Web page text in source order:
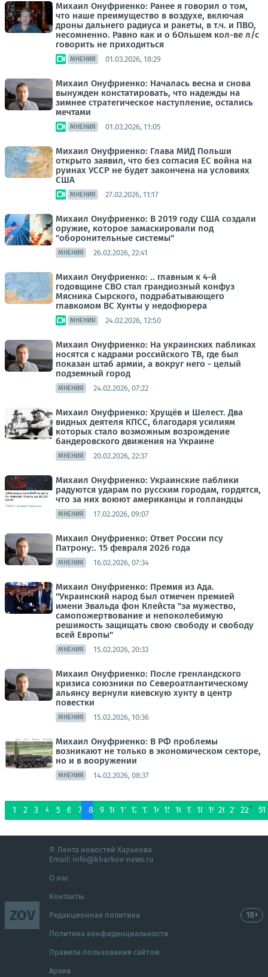
Михаил Онуфриенко: Ранее я говорил о том,
что наше преимущество в воздухе, включая
дроны дальнего радиуса и ракеты, в т.ч. и ПВО,
несомненно. Равно как и о бОльшем кол-ве л/с
говорить не приходиться
МНЕНИЯ 01.03.2026, 18:29
Михаил Онуфриенко: Началась весна и снова
вынужден констатировать, что надежды на
зимнее стратегическое наступление, остались
мечтами
МНЕНИЯ 01.03.2026, 11:05
Михаил Онуфриенко: Глава МИД Польши
открыто заявил, что без согласия ЕС война на
руинах УССР не будет закончена на условиях
США
МНЕНИЯ 27.02.2026, 11:17
Михаил Онуфриенко: В 2019 году США создали
оружие, которое замаскировали под
"оборонительные системы"
МНЕНИЯ 26.02.2026, 22:41
Михаил Онуфриенко: .. главным к 4-й
годовщине СВО стал грандиозный конфуз
Мясника Сырского, подрабатывающего
главкомом ВС Хунты у недофюрера
МНЕНИЯ 24.02.2026, 12:50
Михаил Онуфриенко: На украинских пабликах
носятся с кадрами российского ТВ, где был
показан штаб армии, а вокруг него - целый
подземный город
МНЕНИЯ 24.02.2026, 07:22
Михаил Онуфриенко: Хрущёв и Шелест. Два
видных деятеля КПСС, благодаря усилиям
которых стало возможным возрождение
бандеровского движения на Украине
МНЕНИЯ 20.02.2026, 22:37
Михаил Онуфриенко: Украинские паблики
радуются ударам по русским городам, гордятся,
что за них воюют американцы и голландцы
МНЕНИЯ 17.02.2026, 09:07
Михаил Онуфриенко: Ответ России псу
Патрону:. 15 февраля 2026 года
МНЕНИЯ 16.02.2026, 07:34
Михаил Онуфриенко: Премия из Ада.
"Украинский народ был отмечен премией
имени Эвальда фон Клейста "за мужество,
самопожертвование и непоколебимую
решимость защищать свою свободу и свободу
всей Европы"
МНЕНИЯ 15.02.2026, 20:33
Михаил Онуфриенко: После гренландского
кризиса союзники по Североатлантическому
альянсу вернули киевскую хунту в центр
повестки
МНЕНИЯ 15.02.2026, 10:36
Михаил Онуфриенко: В РФ проблемы
возникают не только в экономическом секторе,
но и в вооружении
МНЕНИЯ 14.02.2026, 08:37
1 2 3 4 5 6 7 8 9 10 11 12 13 14 15 16 17 18 19 20 21 22
...
51
ZOV
© Лента новостей Харькова
Email: info@kharkov-news.ru
О нас
Контакты
Редакционная политика
Политика конфиденциальности
Правила пользования сайтом
Архив
18+